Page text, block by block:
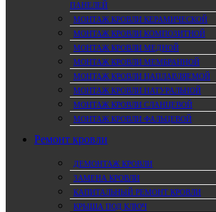
ПАНЕЛЕЙ
МОНТАЖ КРОВЛИ КЕРАМИЧЕСКОЙ
МОНТАЖ КРОВЛИ КОМПОЗИТНОЙ
МОНТАЖ КРОВЛИ МЕДНОЙ
МОНТАЖ КРОВЛИ МЕМБРАННОЙ
МОНТАЖ КРОВЛИ НАПЛАВЛЯЕМОЙ
МОНТАЖ КРОВЛИ НАТУРАЛЬНОЙ
МОНТАЖ КРОВЛИ СЛАНЦЕВОЙ
МОНТАЖ КРОВЛИ ФАЛЬЦЕВОЙ
Ремонт кровли
ДЕМОНТАЖ КРОВЛИ
ЗАМЕНА КРОВЛИ
КАПИТАЛЬНЫЙ РЕМОНТ КРОВЛИ
КРЫША ПОД КЛЮЧ